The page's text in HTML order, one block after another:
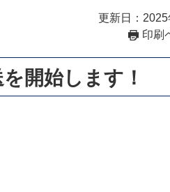
更新日：2025
印刷
開始します！